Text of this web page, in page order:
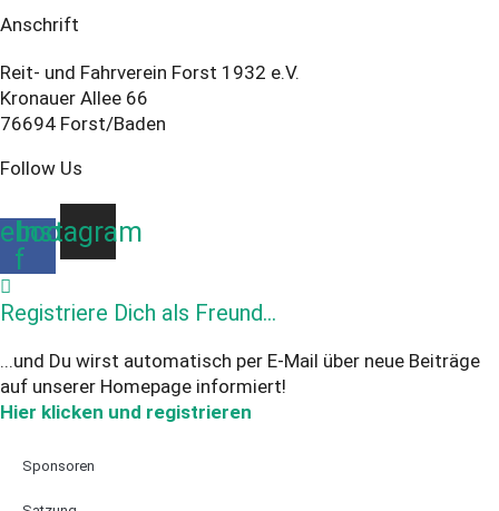
Anschrift
Reit- und Fahrverein Forst 1932 e.V.
Kronauer Allee 66
76694 Forst/Baden
Follow Us
f
Instagram
Registriere Dich als Freund...
...und Du wirst automatisch per E-Mail über neue Beiträge
auf unserer Homepage informiert!
Hier klicken und registrieren
Sponsoren